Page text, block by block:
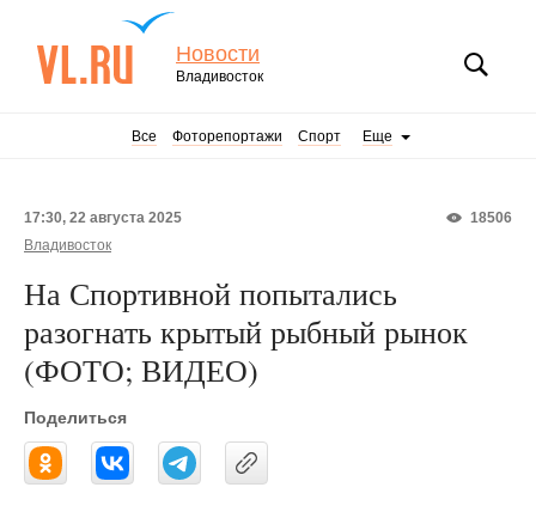
Новости
Владивосток
Все Фоторепортажи Спорт Еще
18506
17:30, 22 августа 2025
Владивосток
На Спортивной попытались
разогнать крытый рыбный рынок
(ФОТО; ВИДЕО)
Поделиться